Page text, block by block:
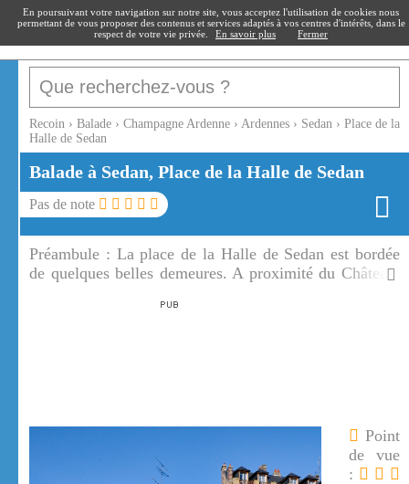
recoin.fr
Recoin › Balade › Champagne Ardenne › Ardennes › Sedan › Place de la
Halle de Sedan
Balade à Sedan, Place de la Halle de Sedan
Pas de note
Préambule : La place de la Halle de Sedan est bordée
de quelques belles demeures. A proximité du Château,
places du centre ville.
Point
de vue
:
En poursuivant votre navigation sur notre site, vous acceptez l'utilisation de cookies nous
permettant de vous proposer des contenus et services adaptés à vos centres d'intérêts, dans le
respect de votre vie privée.
En savoir plus Fermer